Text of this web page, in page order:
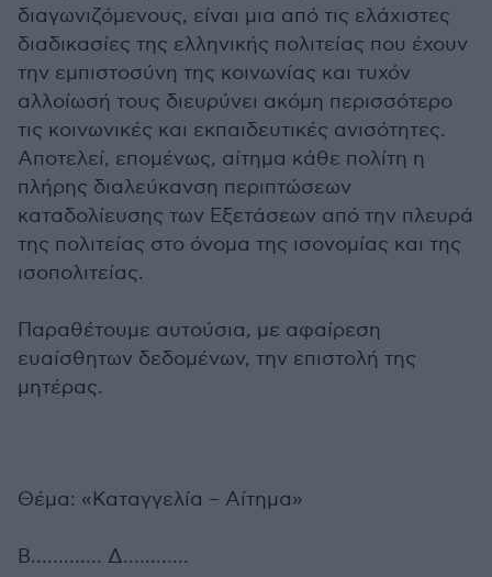
διαγωνιζόμενους, είναι μια από τις ελάχιστες
διαδικασίες της ελληνικής πολιτείας που έχουν
την εμπιστοσύνη της κοινωνίας και τυχόν
αλλοίωσή τους διευρύνει ακόμη περισσότερο
τις κοινωνικές και εκπαιδευτικές ανισότητες.
Αποτελεί, επομένως, αίτημα κάθε πολίτη η
πλήρης διαλεύκανση περιπτώσεων
καταδολίευσης των Εξετάσεων από την πλευρά
της πολιτείας στο όνομα της ισονομίας και της
ισοπολιτείας.
Παραθέτουμε αυτούσια, με αφαίρεση
ευαίσθητων δεδομένων, την επιστολή της
μητέρας.
Θέμα: «Καταγγελία – Αίτημα»
Β…………. Δ…………